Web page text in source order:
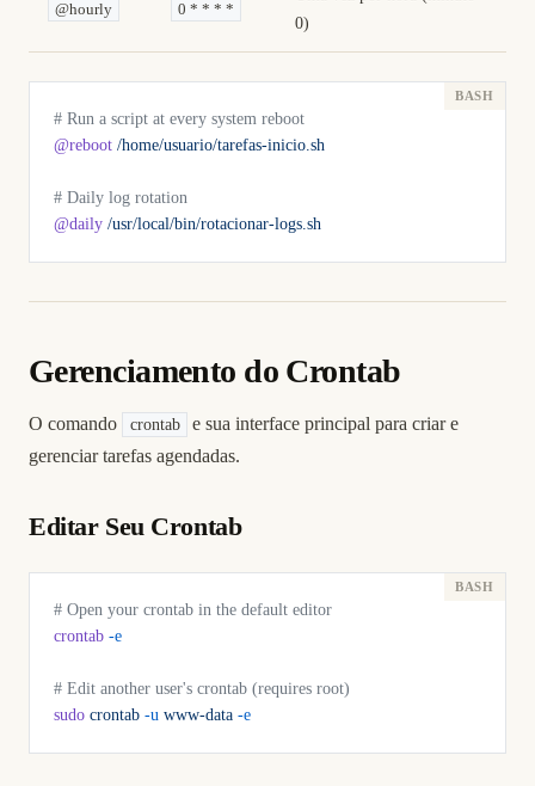
@hourly 0 * * * *
0)
# Run a script at every system reboot
@reboot /home/usuario/tarefas-inicio.sh
# Daily log rotation
@daily /usr/local/bin/rotacionar-logs.sh
Gerenciamento do Crontab
O comando crontab
e sua interface principal para criar e
gerenciar tarefas agendadas.
Editar Seu Crontab
# Open your crontab in the default editor
crontab -e
# Edit another user's crontab (requires root)
sudo crontab -u www-data -e